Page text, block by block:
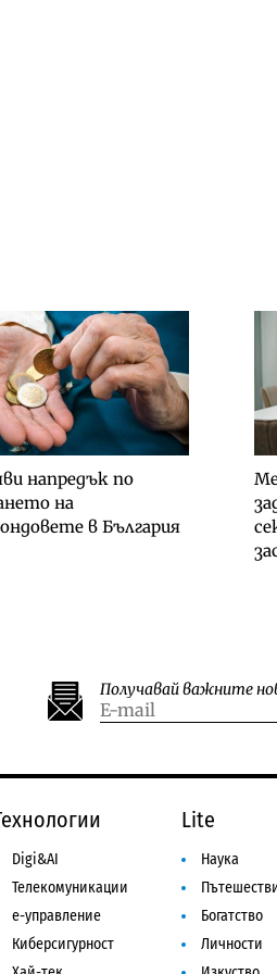
напредък по
на
в България
Получавай важните
Digi&AI
Телекомуникации
е-управление
Киберсигурност
Lite
Наука
Богатство
Личности